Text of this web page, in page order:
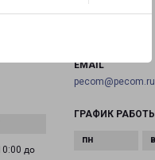
до
ТЕЛЕФОН
EMAIL
pecom@pecom.ru
ГРАФИК РАБОТЫ